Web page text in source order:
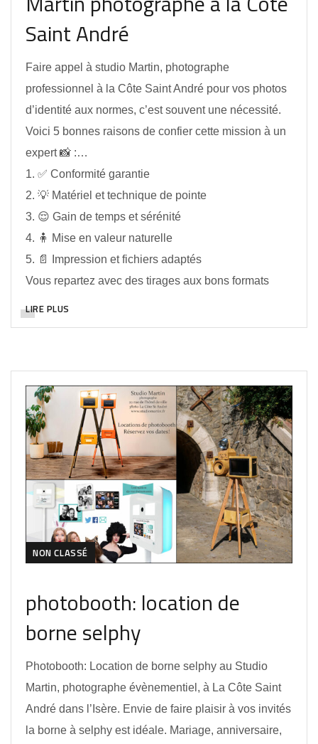
Saint André
Faire appel à studio Martin, photographe
professionnel à la Côte Saint André pour vos photos
d’identité aux normes, c’est souvent une nécessité.
Voici 5 bonnes raisons de confier cette mission à un
expert 📸 :…
1. ✅ Conformité garantie
2. 💡 Matériel et technique de pointe
3. 😌 Gain de temps et sérénité
4. 🧍 Mise en valeur naturelle
5. 📄 Impression et fichiers adaptés
Vous repartez avec des tirages aux bons formats
LIRE PLUS
NON CLASSÉ
photobooth: location de
borne selphy
Photobooth: Location de borne selphy au Studio
Martin, photographe évènementiel, à La Côte Saint
André dans l’Isère. Envie de faire plaisir à vos invités
la borne à selphy est idéale. Mariage, anniversaire,